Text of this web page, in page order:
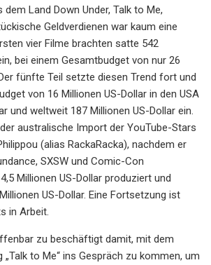
Land Down Under, Talk to Me,
Geldverdienen war kaum eine
vier Filme brachten satte 542
bei einem Gesamtbudget von nur 26
fünfte Teil setzte diesen Trend fort und
von 16 Millionen US-Dollar in den USA
und weltweit 187 Millionen US-Dollar ein.
australische Import der YouTube-Stars
(alias RackaRacka), nachdem er
SXSW und Comic-Con
Millionen US-Dollar produziert und
US-Dollar. Eine Fortsetzung ist
in Arbeit.
zu beschäftigt damit, mit dem
to Me“ ins Gespräch zu kommen, um